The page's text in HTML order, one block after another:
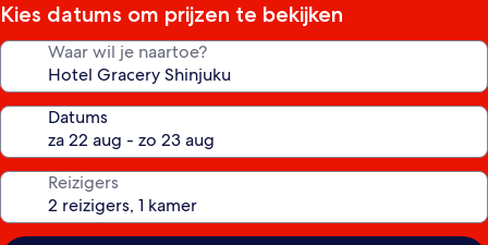
Kies datums om prijzen te bekijken
Waar wil je naartoe?
Datums
Reizigers